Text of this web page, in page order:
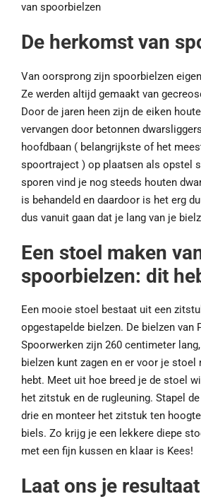
van spoorbielzen
De herkomst van
Van oorsprong zijn spoorbielzen
Ze werden altijd gemaakt van
Door de jaren heen zijn de eiken
vervangen door betonnen
hoofdbaan ( belangrijkste of het
spoortraject ) op plaatsen als opstel
sporen vind je nog steeds houten
is behandeld en daardoor is het erg
dus vanuit gaan dat je lang van je
Een stoel maken
spoorbielzen: dit
Een mooie stoel bestaat uit een
opgestapelde bielzen. De bielzen van
Spoorwerken zijn 260 centimeter
bielzen kunt zagen en er voor je stoel
hebt. Meet uit hoe breed je de stoel
het zitstuk en de rugleuning. Stapel
drie en monteer het zitstuk ten
biels. Zo krijg je een lekkere diepe
met een fijn kussen en klaar is Kees!
Laat ons je